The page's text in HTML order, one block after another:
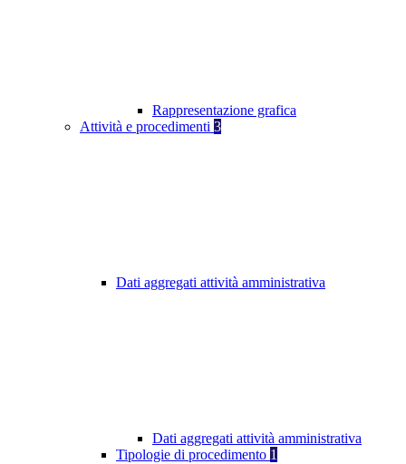
Rappresentazione grafica
Attività e procedimenti 3
Dati aggregati attività amministrativa
Dati aggregati attività amministrativa
Tipologie di procedimento 1